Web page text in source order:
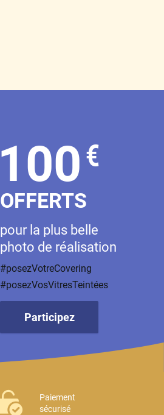
100€
OFFERTS
pour la plus belle
photo de réalisation
#posezVotreCovering
#posezVosVitresTeintées
Participez
Paiement
sécurisé